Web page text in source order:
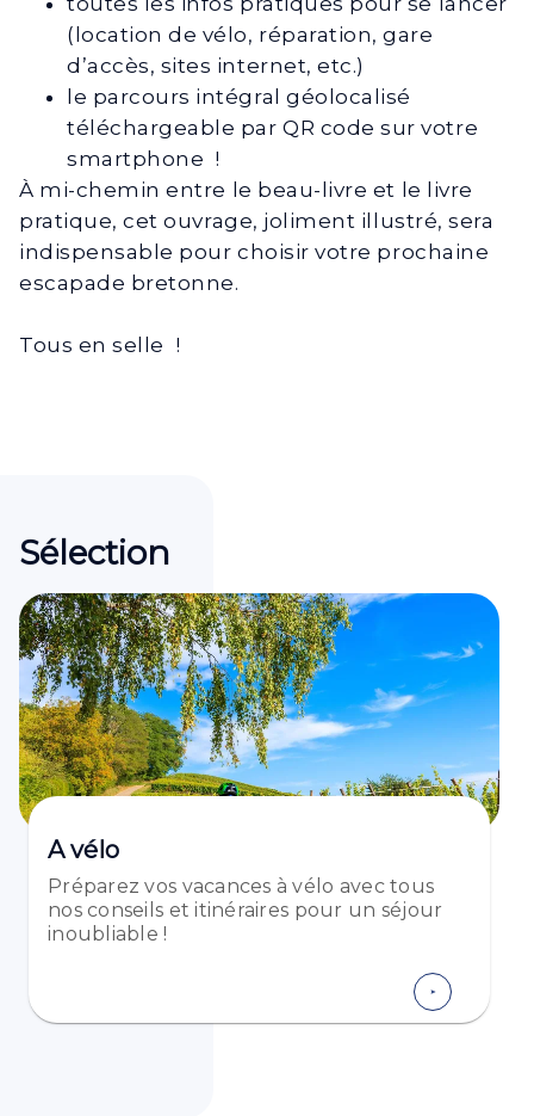
(location de vélo, réparation, gare
d’accès, sites internet, etc.)
le parcours intégral géolocalisé
téléchargeable par QR code sur votre
smartphone !
À mi-chemin entre le beau-livre et le livre
pratique, cet ouvrage, joliment illustré, sera
indispensable pour choisir votre prochaine
escapade bretonne.
Tous en selle !
Sélection
A vélo
Préparez vos vacances à vélo avec tous
nos conseils et itinéraires pour un séjour
inoubliable !